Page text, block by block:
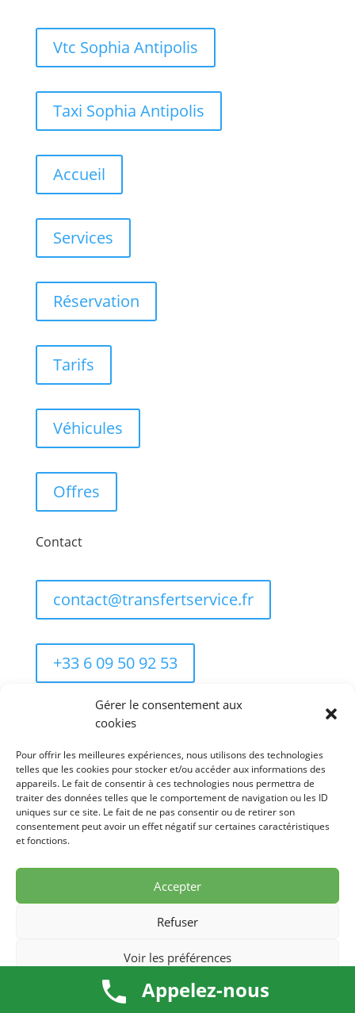
Gérer le consentement aux
cookies
Pour offrir les meilleures expériences, nous utilisons des technologies
telles que les cookies pour stocker et/ou accéder aux informations des
appareils. Le fait de consentir à ces technologies nous permettra de
traiter des données telles que le comportement de navigation ou les ID
uniques sur ce site. Le fait de ne pas consentir ou de retirer son
consentement peut avoir un effet négatif sur certaines caractéristiques
et fonctions.
Accepter
Refuser
Voir les préférences
Politique de cookies
Vtc Sophia Antipolis
Taxi Sophia Antipolis
Accueil
Services
Réservation
Tarifs
Véhicules
Offres
Contact
contact@transfertservice.fr
+33 6 09 50 92 53
Informations complémentaires
Siège: SARL TRANSFERT SERVICE 213 VOIE JULIA
Petite Remise n° G 91
VTC n° EVTC006100104
Siret n° 519 397 277 00046
Appelez-nous